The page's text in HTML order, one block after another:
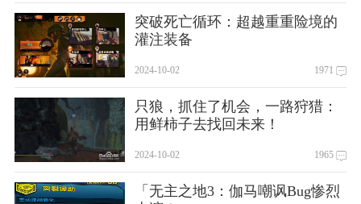
突破死亡循环：超越重重险境的
灌注装备
2024-10-02 1971
只狼，抓住了机会，一路狩猎：
用鲜柿子去找回未来！
2024-10-02 1965
「无主之地3：伽马嘲讽Bug惨烈